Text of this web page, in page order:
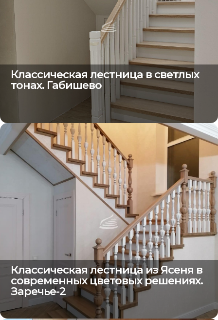
Классическая лестница в светлых
тонах. Габишево
Классическая лестница из Ясеня в
современных цветовых решениях.
Заречье-2